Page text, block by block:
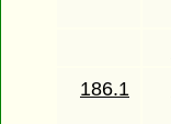
186.1